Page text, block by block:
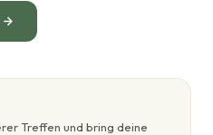
Treffen und bring deine